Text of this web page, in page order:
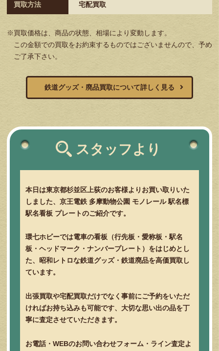
買取方法 宅配買取
※買取価格は、商品の状態、相場により変動します。
この金額での買取をお約束するものではございませんので、予め
ご了承下さい。
鉄道グッズ・廃品買取について詳しく見る
スタッフより
本日は東京都杉並区上荻のお客様よりお買い取りいた
しました、京王電鉄 多摩動物公園 モノレール 駅名標
駅名看板 プレートのご紹介です。
環七ホビーでは電車の看板（行先板・愛称板・駅名
板・ヘッドマーク・ナンバープレート）をはじめとし
た、昭和レトロな鉄道グッズ・鉄道廃品を高価買取し
ています。
出張買取や宅配買取だけでなく事前にご予約をいただ
ければお持ち込みも可能です、大切な思い出の品を丁
寧に査定させていただきます。
お電話・WEBのお問い合わせフォーム・ライン査定よ